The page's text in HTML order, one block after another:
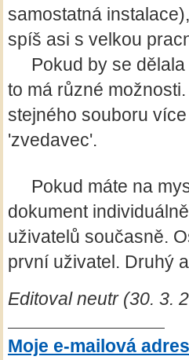
samostatná
spíš asi s velkou
Pokud by se dělala
to má různé
stejného souboru
'zvedavec'.
Pokud máte na
dokument
uživatelů současně.
první uživatel. Druhý
Editoval neutr (30. 3.
Moje e-mailová